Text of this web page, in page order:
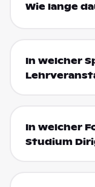
Wie lange
In welcher
In welcher
Studium